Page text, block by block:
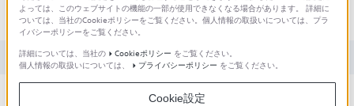
ンの間隔を変更する方法
対象製品カテゴリー・製品
よっては、このウェブサイトの機能の一部が使用できなくなる場合があります。 詳細に
ついては、当社のCookieポリシーをご覧ください。個人情報の取扱いについては、プラ
イバシーポリシーをご覧ください。
詳細については、当社の
Cookieポリシー をご覧ください。
個人情報の取扱いについては、
プライバシーポリシー をご覧ください。
Cookie設定